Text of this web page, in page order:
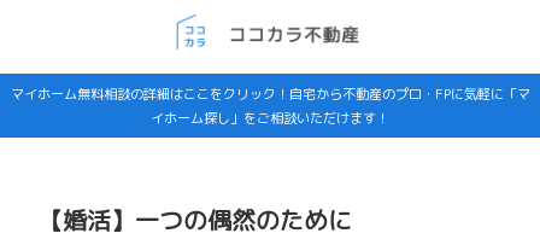
マイホーム無料相談の詳細はここをクリック！自宅から不動産のプロ・FPに気軽に「マ
イホーム探し」をご相談いただけます！
【婚活】一つの偶然のために